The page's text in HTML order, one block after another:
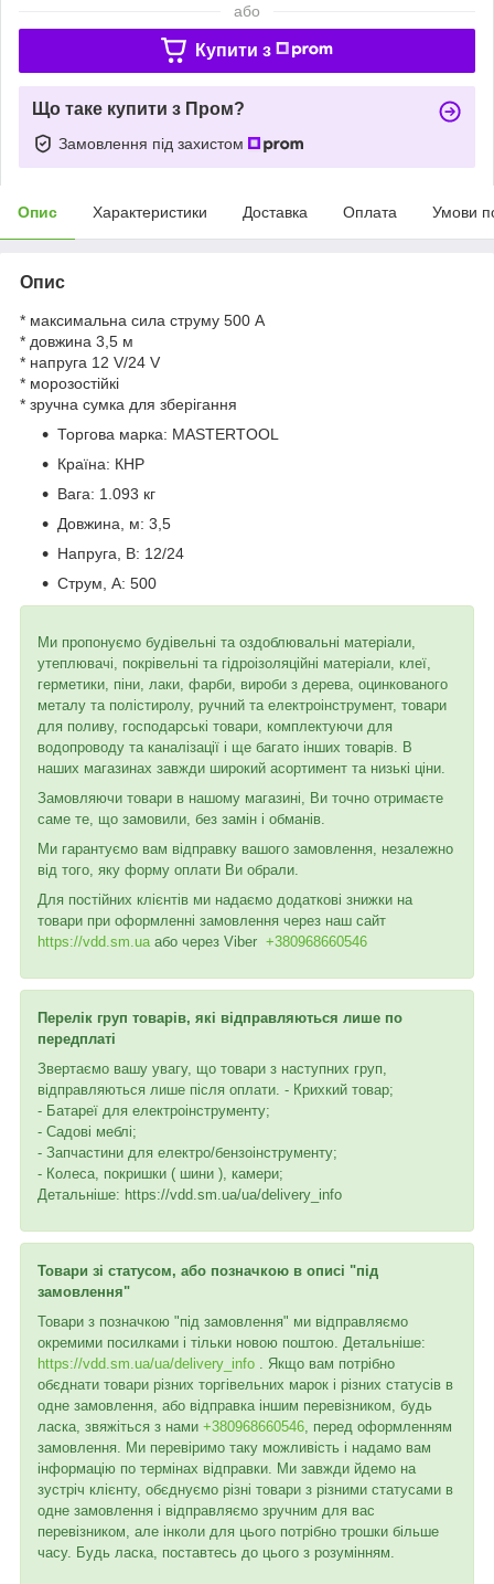
або
Купити з
Що таке купити з Пром?
Замовлення під захистом
Опис Характеристики Доставка Оплата Умови
Опис
* максимальна сила струму 500 А
* довжина 3,5 м
* напруга 12 V/24 V
* морозостійкі
* зручна сумка для зберігання
Торгова марка: MASTERTOOL
Країна: КНР
Вага: 1.093 кг
Довжина, м: 3,5
Напруга, В: 12/24
Струм, А: 500
Ми пропонуємо будівельні та оздоблювальні матеріали,
утеплювачі, покрівельні та гідроізоляційні матеріали, клеї,
герметики, піни, лаки, фарби, вироби з дерева, оцинкованого
металу та полістиролу, ручний та електроінструмент, товари
для поливу, господарські товари, комплектуючи для
водопроводу та каналізації і ще багато інших товарів. В
наших магазинах завжди широкий асортимент та низькі ціни.
Замовляючи товари в нашому магазині, Ви точно отримаєте
саме те, що замовили, без замін і обманів.
Ми гарантуємо вам відправку вашого замовлення, незалежно
від того, яку форму оплати Ви обрали.
Для постійних клієнтів ми надаємо додаткові знижки на
товари при оформленні замовлення через наш сайт
https://vdd.sm.ua або через Viber +380968660546
Перелік груп товарів, які відправляються лише по
передплаті
Звертаємо вашу увагу, що товари з наступних груп,
відправляються лише після оплати. - Крихкий товар;
- Батареї для електроінструменту;
- Садові меблі;
- Запчастини для електро/бензоінструменту;
- Колеса, покришки ( шини ), камери;
Детальніше: https://vdd.sm.ua/ua/delivery_info
Товари зі статусом, або позначкою в описі "під
замовлення"
Товари з позначкою "під замовлення" ми відправляємо
окремими посилками і тільки новою поштою. Детальніше:
https://vdd.sm.ua/ua/delivery_info . Якщо вам потрібно
обєднати товари різних торгівельних марок і різних статусів в
одне замовлення, або відправка іншим перевізником, будь
ласка, звяжіться з нами +380968660546 , перед оформленням
замовлення. Ми перевіримо таку можливість і надамо вам
інформацію по термінах відправки. Ми завжди йдемо на
зустріч клієнту, обєднуємо різні товари з різними статусами в
одне замовлення і відправляємо зручним для вас
перевізником, але інколи для цього потрібно трошки більше
часу. Будь ласка, поставтесь до цього з розумінням.